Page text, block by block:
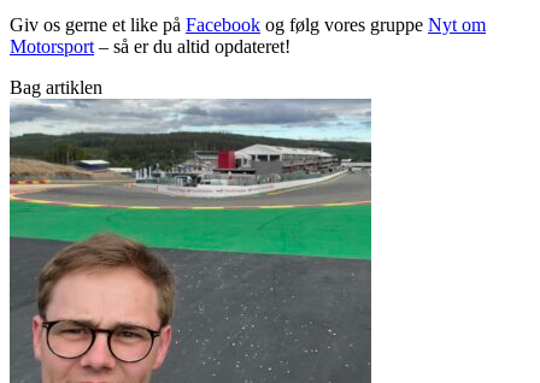
Giv os gerne et like på Facebook og følg vores gruppe Nyt om
Motorsport – så er du altid opdateret!
Bag artiklen